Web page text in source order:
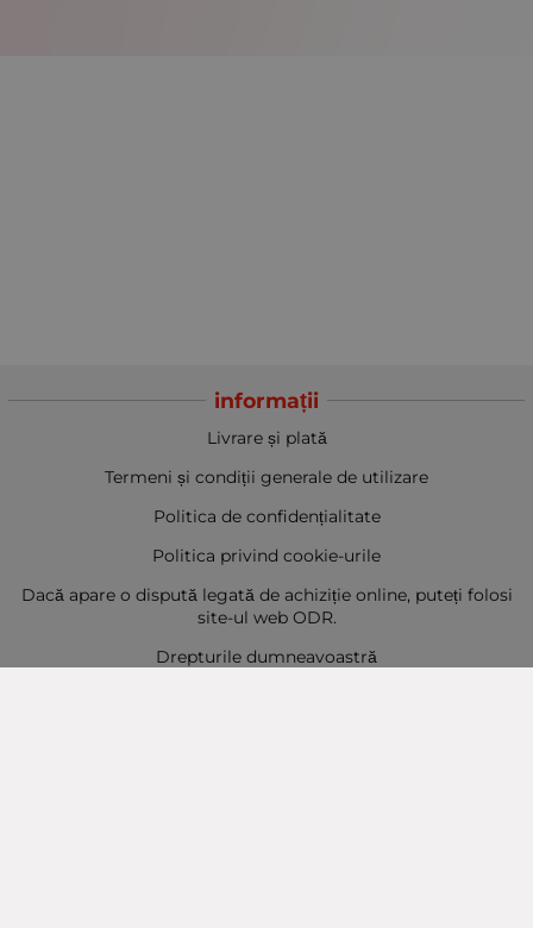
informații
Livrare și plată
Termeni și condiții generale de utilizare
Politica de confidențialitate
Politica privind cookie-urile
Dacă apare o dispută legată de achiziție online, puteți folosi
site-ul web ODR.
Drepturile dumneavoastră